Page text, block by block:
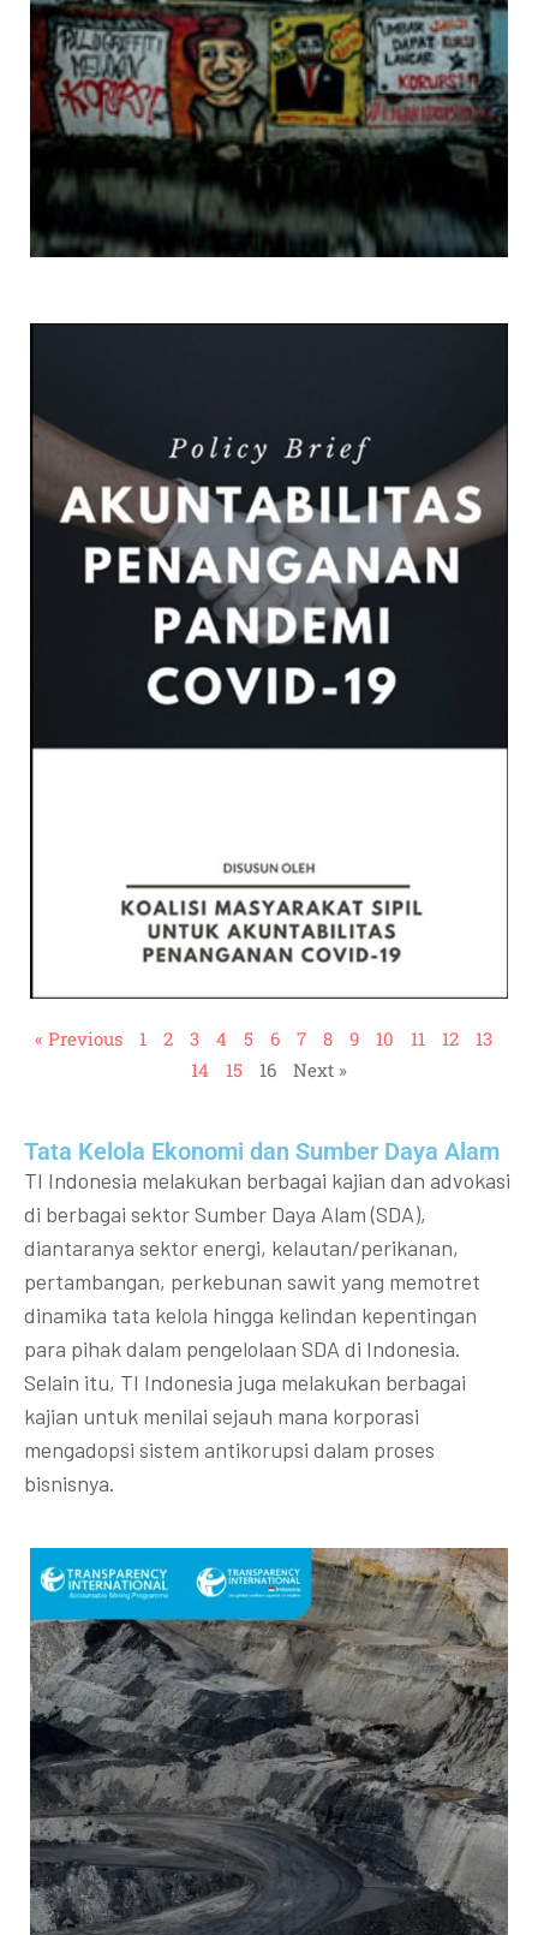
« Previous 1 2 3 4 5 6 7 8 9 10 11 12
13
14
15 16 Next »
Tata Kelola Ekonomi dan Sumber Daya Alam
TI Indonesia melakukan berbagai kajian dan advokasi
di berbagai sektor Sumber Daya Alam (SDA),
diantaranya sektor energi, kelautan/perikanan,
pertambangan, perkebunan sawit yang memotret
dinamika tata kelola hingga kelindan kepentingan
para pihak dalam pengelolaan SDA di Indonesia.
Selain itu, TI Indonesia juga melakukan berbagai
kajian untuk menilai sejauh mana korporasi
mengadopsi sistem antikorupsi dalam proses
bisnisnya.